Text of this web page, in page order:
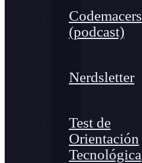
Codemacers
(podcast)
Nerdsletter
Test de
Orientación
Tecnológica